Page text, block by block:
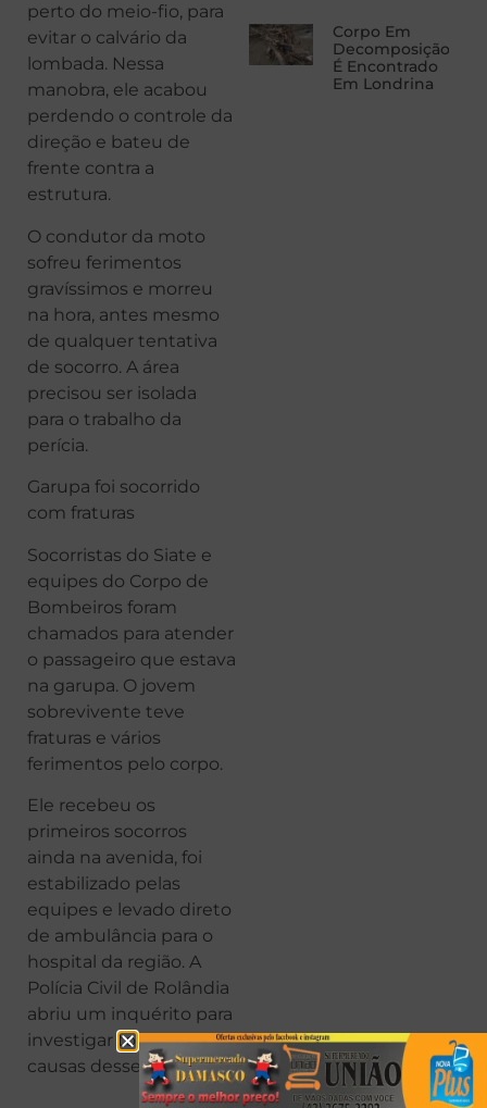
perto do meio-fio, para
evitar o calvário da
lombada. Nessa
manobra, ele acabou
perdendo o controle da
direção e bateu de
frente contra a
estrutura.
O condutor da moto
sofreu ferimentos
gravíssimos e morreu
na hora, antes mesmo
de qualquer tentativa
de socorro. A área
precisou ser isolada
para o trabalho da
perícia.
Garupa foi socorrido
com fraturas
Socorristas do Siate e
equipes do Corpo de
Bombeiros foram
chamados para atender
o passageiro que estava
na garupa. O jovem
sobrevivente teve
fraturas e vários
ferimentos pelo corpo.
Ele recebeu os
primeiros socorros
ainda na avenida, foi
estabilizado pelas
equipes e levado direto
de ambulância para o
hospital da região. A
Polícia Civil de Rolândia
abriu um inquérito para
investigar todas as
causas desse acidente.
Corpo Em
Decomposição
É Encontrado
Em Londrina